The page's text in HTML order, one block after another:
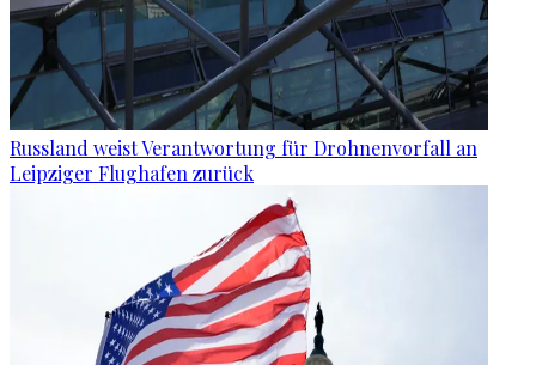
Russland weist Verantwortung für Drohnenvorfall an
Leipziger Flughafen zurück